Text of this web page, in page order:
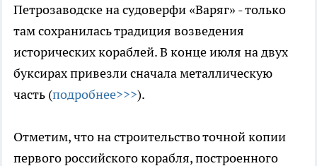
Петрозаводске на судоверфи «Варяг» - только
там сохранилась традиция возведения
исторических кораблей. В конце июля на двух
буксирах привезли сначала металлическую
часть (подробнее>>>).
Отметим, что на строительство точной копии
первого российского корабля, построенного